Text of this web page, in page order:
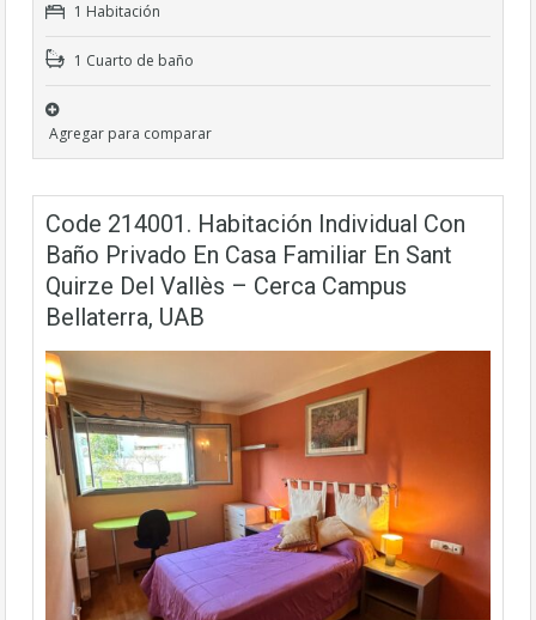
1 Habitación
1 Cuarto de baño
Agregar para comparar
Code 214001. Habitación Individual Con
Baño Privado En Casa Familiar En Sant
Quirze Del Vallès – Cerca Campus
Bellaterra, UAB